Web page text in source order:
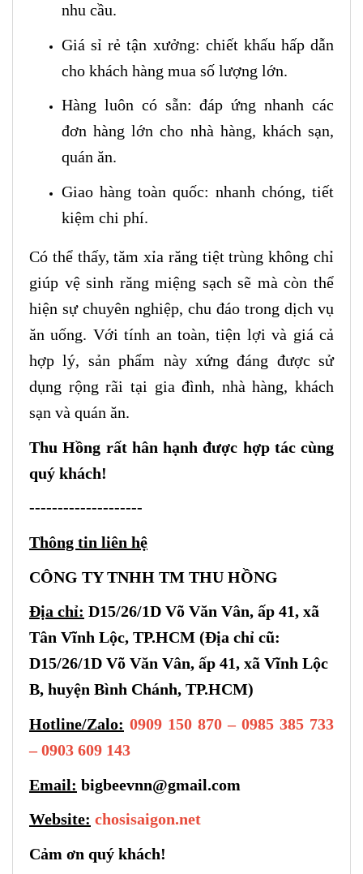
nhu cầu.
Giá sỉ rẻ tận xưởng: chiết khấu hấp dẫn
cho khách hàng mua số lượng lớn.
Hàng luôn có sẵn: đáp ứng nhanh các
đơn hàng lớn cho nhà hàng, khách sạn,
quán ăn.
Giao hàng toàn quốc: nhanh chóng, tiết
kiệm chi phí.
Có thể thấy, tăm xỉa răng tiệt trùng không chỉ
giúp vệ sinh răng miệng sạch sẽ mà còn thể
hiện sự chuyên nghiệp, chu đáo trong dịch vụ
ăn uống. Với tính an toàn, tiện lợi và giá cả
hợp lý, sản phẩm này xứng đáng được sử
dụng rộng rãi tại gia đình, nhà hàng, khách
sạn và quán ăn.
Thu Hồng rất hân hạnh được hợp tác cùng
quý khách!
--------------------
Thông tin liên hệ
CÔNG TY TNHH TM THU HỒNG
Địa chỉ: D15/26/1D Võ Văn Vân, ấp 41, xã
Tân Vĩnh Lộc, TP.HCM (Địa chỉ cũ:
D15/26/1D Võ Văn Vân, ấp 41, xã Vĩnh Lộc
B, huyện Bình Chánh, TP.HCM)
Hotline/Zalo: 0909 150 870 – 0985 385 733
– 0903 609 143
Email: bigbeevnn@gmail.com
Website: chosisaigon.net
Cảm ơn quý khách!